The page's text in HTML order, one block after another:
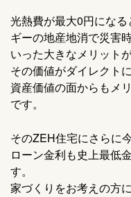
光熱費が最大0円にな
ギーの地産地消で災害
いった大きなメリットが
その価値がダイレクト
資産価値の面からもメ
です。
そのZEH住宅にさらに
ローン金利も史上最低
す。
家づくりをお考えの方